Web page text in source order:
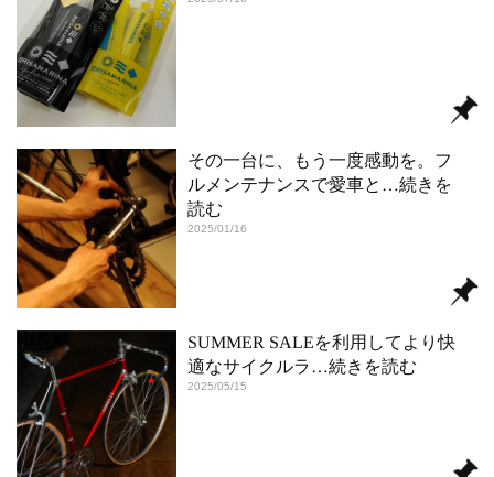
その一台に、もう一度感動を。フ
ルメンテナンスで愛車と …続きを
読む
2025/01/16
SUMMER SALEを利用してより快
適なサイクルラ …続きを読む
2025/05/15